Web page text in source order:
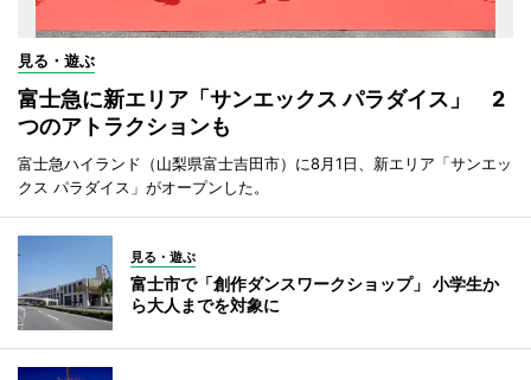
見る・遊ぶ
富士急に新エリア「サンエックス パラダイス」 2
つのアトラクションも
富士急ハイランド（山梨県富士吉田市）に8月1日、新エリア「サンエッ
クス パラダイス」がオープンした。
見る・遊ぶ
富士市で「創作ダンスワークショップ」 小学生か
ら大人までを対象に